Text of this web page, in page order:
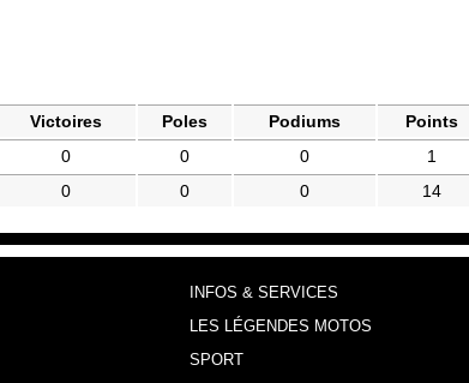
Victoires Poles Podiums Points
0 0 0 1
0 0 0 14
INFOS & SERVICES
LES LÉGENDES MOTOS
SPORT